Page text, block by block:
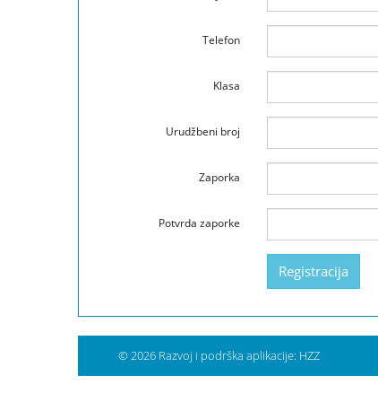
Telefon
Klasa
Urudžbeni broj
Zaporka
Potvrda zaporke
© 2026 Razvoj i podrška aplikacije: HZZ